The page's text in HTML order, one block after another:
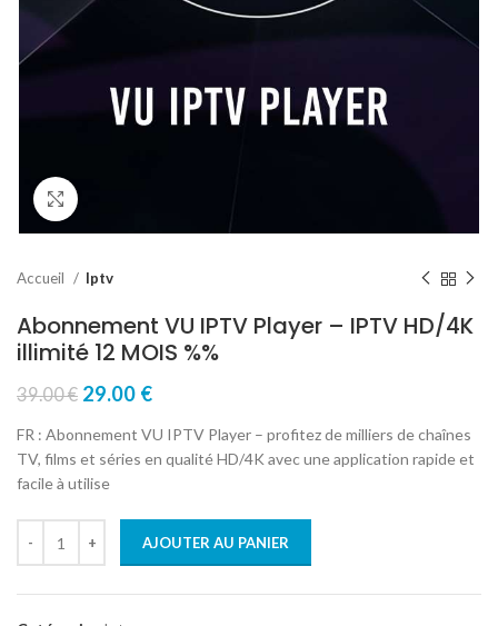
Accueil Iptv
Abonnement VU IPTV Player – IPTV HD/4K
illimité 12 MOIS %%
39.00€ 29.00 €
FR : Abonnement VU IPTV Player – profitez de milliers de chaînes
TV, films et séries en qualité HD/4K avec une application rapide et
facile à utilise
AJOUTER AU PANIER